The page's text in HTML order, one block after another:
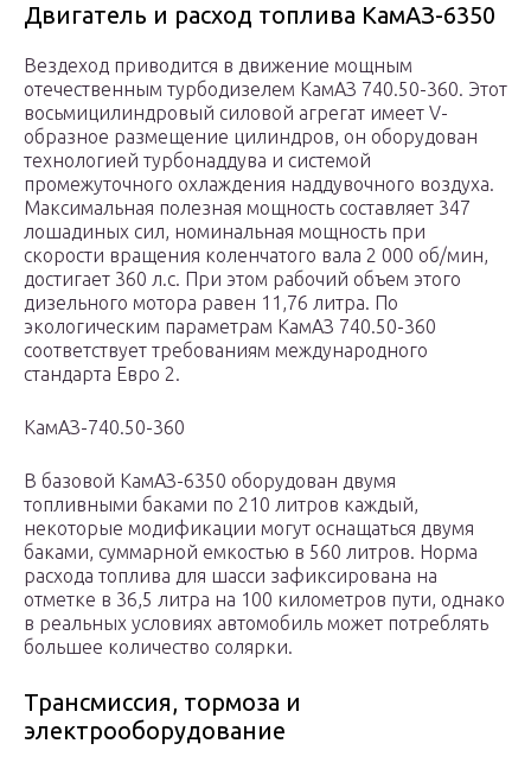
Двигатель и расход топлива КамАЗ-6350
Вездеход приводится в движение мощным
отечественным турбодизелем КамАЗ 740.50-360. Этот
восьмицилиндровый силовой агрегат имеет V-
образное размещение цилиндров, он оборудован
технологией турбонаддува и системой
промежуточного охлаждения наддувочного воздуха.
Максимальная полезная мощность составляет 347
лошадиных сил, номинальная мощность при
скорости вращения коленчатого вала 2 000 об/мин,
достигает 360 л.с. При этом рабочий объем этого
дизельного мотора равен 11,76 литра. По
экологическим параметрам КамАЗ 740.50-360
соответствует требованиям международного
стандарта Евро 2.
КамАЗ-740.50-360
В базовой КамАЗ-6350 оборудован двумя
топливными баками по 210 литров каждый,
некоторые модификации могут оснащаться двумя
баками, суммарной емкостью в 560 литров. Норма
расхода топлива для шасси зафиксирована на
отметке в 36,5 литра на 100 километров пути, однако
в реальных условиях автомобиль может потреблять
большее количество солярки.
Трансмиссия, тормоза и
электрооборудование